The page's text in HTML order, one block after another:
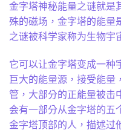
金字塔神秘能量之谜就是
殊的磁场，金字塔的能量
之谜被科学家称为生物宇
它可以让金字塔变成一种
巨大的能量源，接受能量
管，大部分的正能量被击
会有一部分从金字塔的五
金字塔顶部的人，描述过